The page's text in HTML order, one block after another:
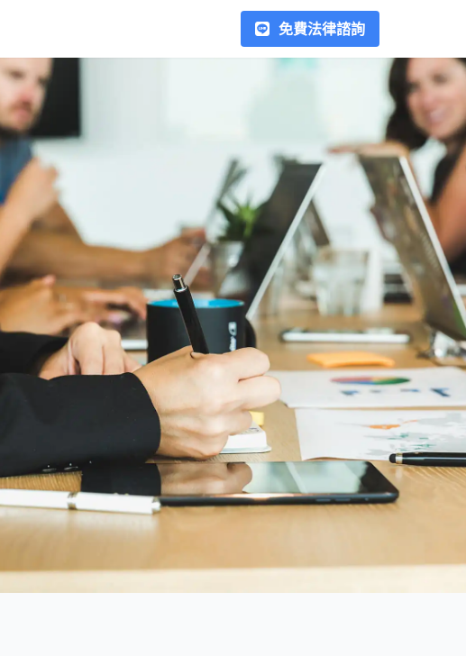
在台灣的勞資爭議常見種類包
括：加班費、薪水、資遣、契約
糾紛、派遣勞工糾紛、競業禁止
條款等，在處理勞資糾紛時，最
重要的是雙方應留存相關證據，
例如加班紀錄、工作日誌、薪資
結算單、離職證明等文件，以利
解決後續的爭議。在這個區塊我
們會以專文解釋處理方式，幫助
您以正確的方式處理勞資糾紛。
欠錢不還
當借錢給他人時，若沒有簽署任
何書面協議，如簽借據或本票，
是否代表就失去追回借款的權
利？在這裡，我們將介紹如何運
用法律手段，例如支付命令、本
票裁定、假扣押、強制執行，以
及相關民事訴訟程序，來合法地
討回您的債權。
合作律師
合作律師超過70位，以專業的角
度提供親民的法律知識文章，並
附上流程和注意事項協助民眾處
理日常法律問題。
所有文章
免費法律諮詢